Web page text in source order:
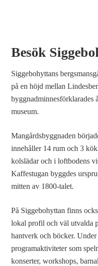
Besök
Siggebohyttans
på en höjd mellan
byggnadminnesförklarades
museum.
Mangårdsbyggnaden
innehåller 14 rum och 3
kolslädar och i loftbodens
Kaffestugan byggdes
mitten av 1800-talet.
På Siggebohyttan finns
lokal profil och väl utvalda
hantverk och böcker. Under
programaktiviteter som
konserter, workshops,